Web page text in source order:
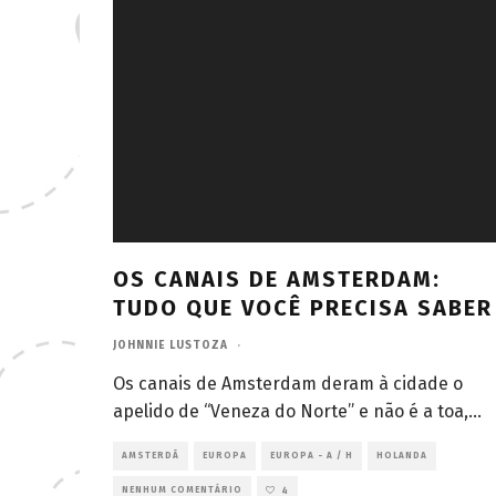
OS CANAIS DE AMSTERDAM:
TUDO QUE VOCÊ PRECISA SABER
JOHNNIE LUSTOZA ·
Os canais de Amsterdam deram à cidade o
apelido de “Veneza do Norte” e não é a toa,...
AMSTERDÃ EUROPA EUROPA - A / H HOLANDA
NENHUM COMENTÁRIO 4